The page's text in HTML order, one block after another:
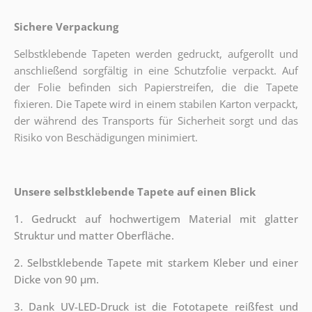
Sichere Verpackung
Selbstklebende Tapeten werden gedruckt, aufgerollt und
anschließend sorgfältig in eine Schutzfolie verpackt. Auf
der Folie befinden sich Papierstreifen, die die Tapete
fixieren. Die Tapete wird in einem stabilen Karton verpackt,
der während des Transports für Sicherheit sorgt und das
Risiko von Beschädigungen minimiert.
Unsere selbstklebende Tapete auf einen Blick
1. Gedruckt auf hochwertigem Material mit glatter
Struktur und matter Oberfläche.
2. Selbstklebende Tapete mit starkem Kleber und einer
Dicke von 90 µm.
3. Dank UV-LED-Druck ist die Fototapete reißfest und